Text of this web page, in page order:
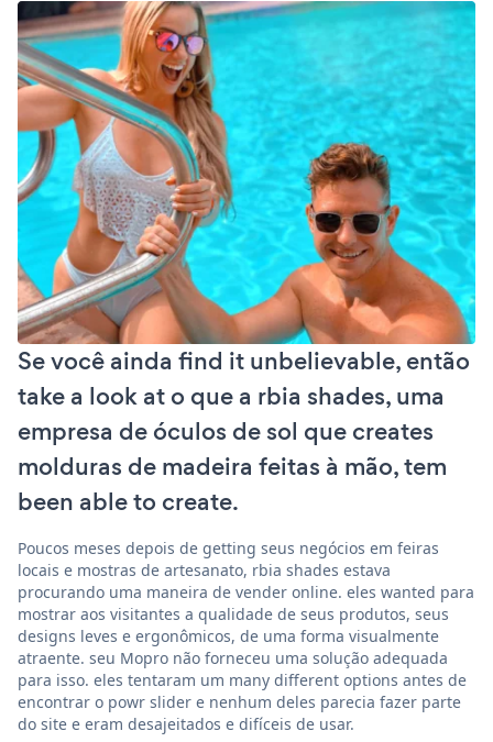
Se você ainda find it unbelievable, então
take a look at o que a rbia shades, uma
empresa de óculos de sol que creates
molduras de madeira feitas à mão, tem
been able to create.
Poucos meses depois de getting seus negócios em feiras
locais e mostras de artesanato, rbia shades estava
procurando uma maneira de vender online. eles wanted para
mostrar aos visitantes a qualidade de seus produtos, seus
designs leves e ergonômicos, de uma forma visualmente
atraente. seu Mopro não forneceu uma solução adequada
para isso. eles tentaram um many different options antes de
encontrar o powr slider e nenhum deles parecia fazer parte
do site e eram desajeitados e difíceis de usar.